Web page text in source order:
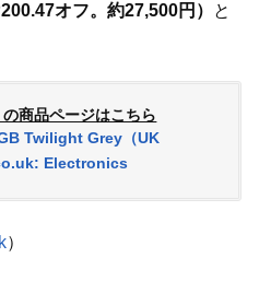
オフ。約27,500円） と
商品ページはこちら
Twilight Grey（UK
Electronics
）